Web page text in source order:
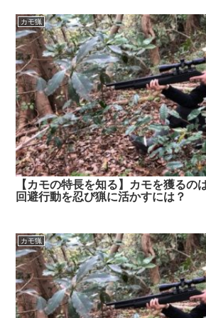
カモ猟
【カモの特長を知る】カモを獲る
回避行動を忍び猟に活かすには？
カモ猟